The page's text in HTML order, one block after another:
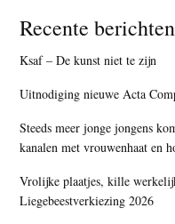
Recente berichten
Ksaf – De kunst niet te zijn
Uitnodiging nieuwe Acta
Steeds meer jonge jongens
kanalen met vrouwenhaat en
Vrolijke plaatjes, kille
Liegebeestverkiezing 2026